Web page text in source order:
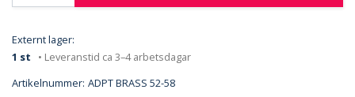
Externt lager:
1 st
• Leveranstid ca 3–4 arbetsdagar
Artikelnummer: ADPT BRASS 52-58